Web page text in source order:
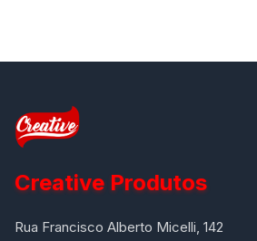
Creative Produtos
Rua Francisco Alberto Micelli, 142